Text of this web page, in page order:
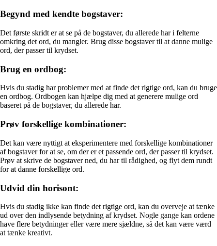
Begynd med kendte bogstaver:
Det første skridt er at se på de bogstaver, du allerede har i felterne
omkring det ord, du mangler. Brug disse bogstaver til at danne mulige
ord, der passer til krydset.
Brug en ordbog:
Hvis du stadig har problemer med at finde det rigtige ord, kan du bruge
en ordbog. Ordbogen kan hjælpe dig med at generere mulige ord
baseret på de bogstaver, du allerede har.
Prøv forskellige kombinationer:
Det kan være nyttigt at eksperimentere med forskellige kombinationer
af bogstaver for at se, om der er et passende ord, der passer til krydset.
Prøv at skrive de bogstaver ned, du har til rådighed, og flyt dem rundt
for at danne forskellige ord.
Udvid din horisont:
Hvis du stadig ikke kan finde det rigtige ord, kan du overveje at tænke
ud over den indlysende betydning af krydset. Nogle gange kan ordene
have flere betydninger eller være mere sjældne, så det kan være værd
at tænke kreativt.